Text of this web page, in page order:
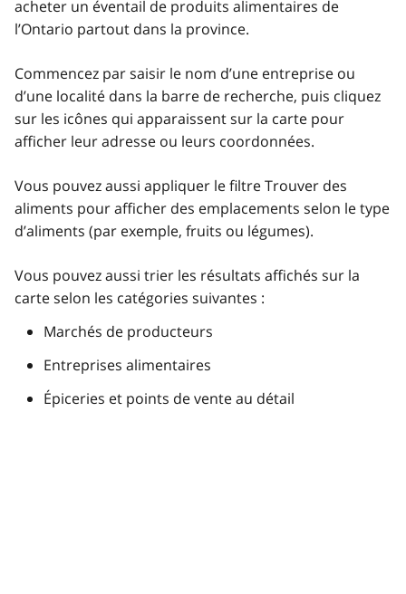
acheter un éventail de produits alimentaires de
l’Ontario partout dans la province.
Commencez par saisir le nom d’une entreprise ou
d’une localité dans la barre de recherche, puis cliquez
sur les icônes qui apparaissent sur la carte pour
afficher leur adresse ou leurs coordonnées.
Vous pouvez aussi appliquer le filtre Trouver des
aliments pour afficher des emplacements selon le type
d’aliments (par exemple, fruits ou légumes).
Vous pouvez aussi trier les résultats affichés sur la
carte selon les catégories suivantes :
Marchés de producteurs
Entreprises alimentaires
Épiceries et points de vente au détail